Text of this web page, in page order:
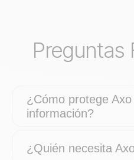
Preguntas
¿Cómo protege Axo
información?
¿Quién necesita